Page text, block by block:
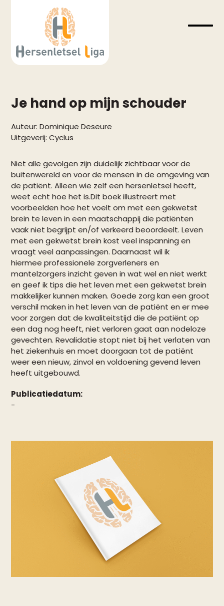
Je hand op mijn schouder
Auteur: Dominique Deseure
Uitgeverij: Cyclus
Niet alle gevolgen zijn duidelijk zichtbaar voor de
buitenwereld en voor de mensen in de omgeving van
de patiënt. Alleen wie zelf een hersenletsel heeft,
weet echt hoe het is.Dit boek illustreert met
voorbeelden hoe het voelt om met een gekwetst
brein te leven in een maatschappij die patiënten
vaak niet begrijpt en/of verkeerd beoordeelt. Leven
met een gekwetst brein kost veel inspanning en
vraagt veel aanpassingen. Daarnaast wil ik
hiermee professionele zorgverleners en
mantelzorgers inzicht geven in wat wel en niet werkt
en geef ik tips die het leven met een gekwetst brein
makkelijker kunnen maken. Goede zorg kan een groot
verschil maken in het leven van de patiënt en er mee
voor zorgen dat de kwaliteitstijd die de patiënt op
een dag nog heeft, niet verloren gaat aan nodeloze
gevechten. Revalidatie stopt niet bij het verlaten van
het ziekenhuis en moet doorgaan tot de patiënt
weer een nieuw, zinvol en voldoening gevend leven
heeft uitgebouwd.
Publicatiedatum:
-